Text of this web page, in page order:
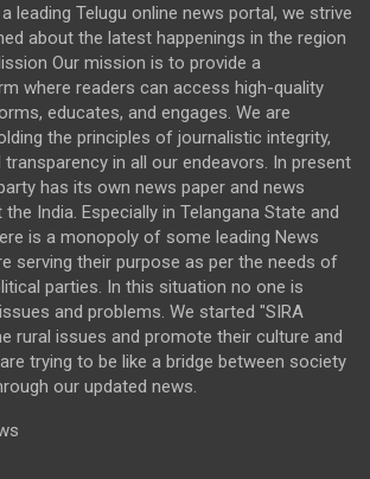
leading Telugu online news portal, we strive
about the latest happenings in the region
Our mission is to provide a
where readers can access high-quality
educates, and engages. We are
the principles of journalistic integrity,
transparency in all our endeavors. In present
has its own news paper and news
India. Especially in Telangana State and
is a monopoly of some leading News
serving their purpose as per the needs of
parties. In this situation no one is
and problems. We started "SIRA
rural issues and promote their culture and
trying to be like a bridge between society
our updated news.